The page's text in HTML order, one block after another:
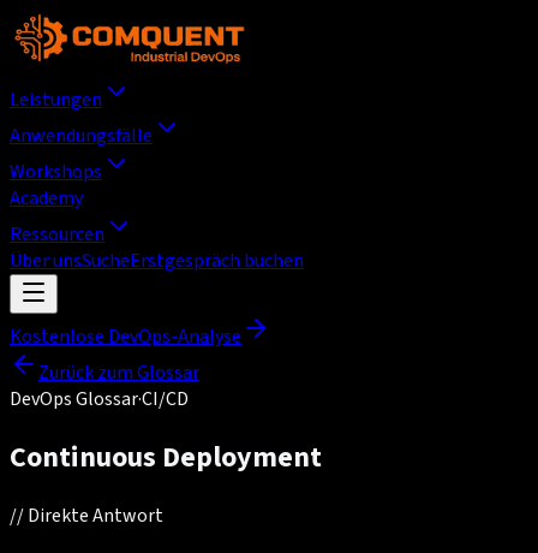
Leistungen
Anwendungsfälle
Workshops
Academy
Ressourcen
Über unsSucheErstgespräch buchen
Kostenlose DevOps-Analyse
Zurück zum Glossar
DevOps Glossar·CI/CD
Continuous Deployment
//Direkte Antwort